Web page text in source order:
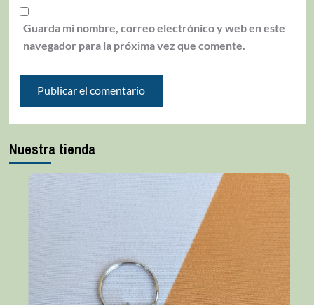
Guarda mi nombre, correo electrónico y web en este
navegador para la próxima vez que comente.
Nuestra tienda